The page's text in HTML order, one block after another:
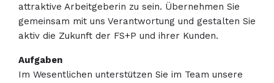
attraktive Arbeitgeberin zu sein. Übernehmen Sie
gemeinsam mit uns Verantwortung und gestalten Sie
aktiv die Zukunft der FS+P und ihrer Kunden.
Aufgaben
Im Wesentlichen unterstützen Sie im Team unsere